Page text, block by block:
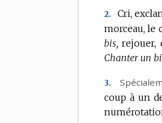
2.
Cri,
morceau, le
bis, rejouer,
Chanter un
3.
coup à un